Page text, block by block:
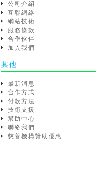
公司介紹
互聯網絡
網站技術
服務條款
合作伙伴
加入我們
其他
最新消息
合作方式
付款方法
技術支援
幫助中心
聯絡我們
慈善機構贊助優惠